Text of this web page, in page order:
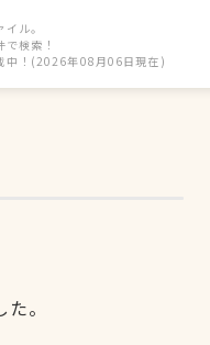
ル。
検索！
中！(2026年08月06日現在)
。